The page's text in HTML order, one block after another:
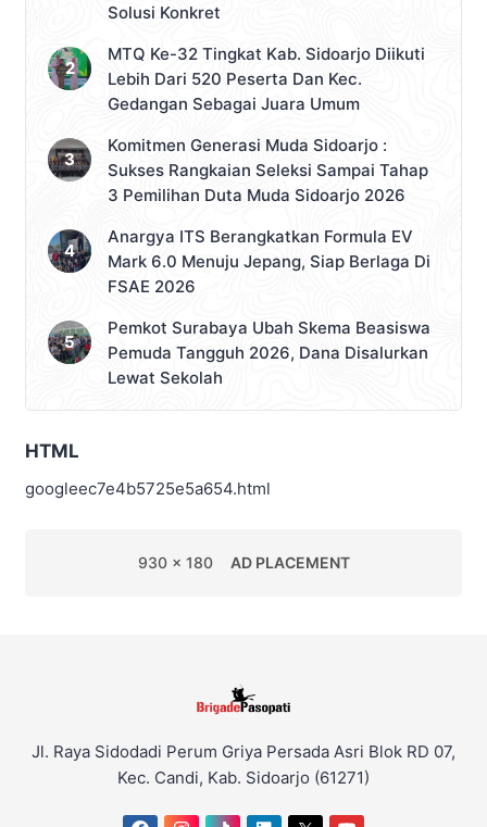
Solusi Konkret
MTQ Ke-32 Tingkat Kab. Sidoarjo Diikuti
Lebih Dari 520 Peserta Dan Kec.
Gedangan Sebagai Juara Umum
Komitmen Generasi Muda Sidoarjo :
Sukses Rangkaian Seleksi Sampai Tahap
3 Pemilihan Duta Muda Sidoarjo 2026
Anargya ITS Berangkatkan Formula EV
Mark 6.0 Menuju Jepang, Siap Berlaga Di
FSAE 2026
Pemkot Surabaya Ubah Skema Beasiswa
Pemuda Tangguh 2026, Dana Disalurkan
Lewat Sekolah
HTML
googleec7e4b5725e5a654.html
930 x 180 AD PLACEMENT
Jl. Raya Sidodadi Perum Griya Persada Asri Blok RD 07,
Kec. Candi, Kab. Sidoarjo (61271)